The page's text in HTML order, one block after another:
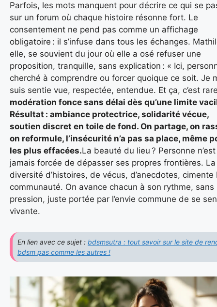
Parfois, les mots manquent pour décrire ce qui se
sur un forum où chaque histoire résonne fort. Le
consentement ne pend pas comme un affichage
obligatoire : il s’infuse dans tous les échanges.
elle, se souvient du jour où elle a osé refuser une
proposition, tranquille, sans explication : « Ici,
cherché à comprendre ou forcer quoique ce soit. Je
suis sentie vue, respectée, entendue. Et ça, c’est
modération fonce sans délai dès qu’une limite
Résultat : ambiance protectrice, solidarité vécue,
soutien discret en toile de fond. On partage, on
on reformule, l’insécurité n’a pas sa place, même
les plus effacées.La beauté du lieu ? Personne n’est
jamais forcée de dépasser ses propres frontières. La
diversité d’histoires, de vécus, d’anecdotes, cimente
communauté. On avance chacun à son rythme, sans
pression, juste portée par l’envie commune de se
vivante.
En lien avec ce sujet : bdsmsutra : tout savoir sur le site de
bdsm pas comme les autres !